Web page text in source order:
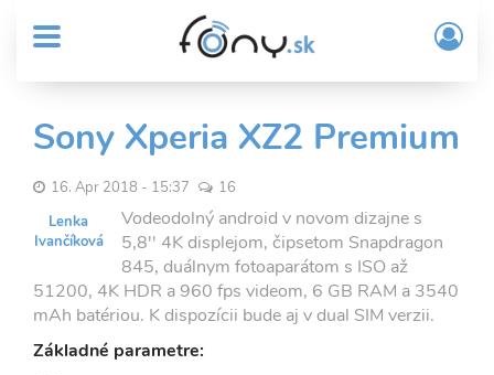
obsah
MENU
Sub
Header
menu
User
account
menu
/
Sony Xperia XZ2 Premium
16. Apr 2018 - 15:37
16
Lenka
Ivančíková
Vodeodolný android v novom dizajne s
5,8'' 4K displejom, čipsetom Snapdragon
845, duálnym fotoaparátom s ISO až
51200, 4K HDR a 960 fps videom, 6 GB RAM a 3540
mAh batériou. K dispozícii bude aj v dual SIM verzii.
Základné parametre: